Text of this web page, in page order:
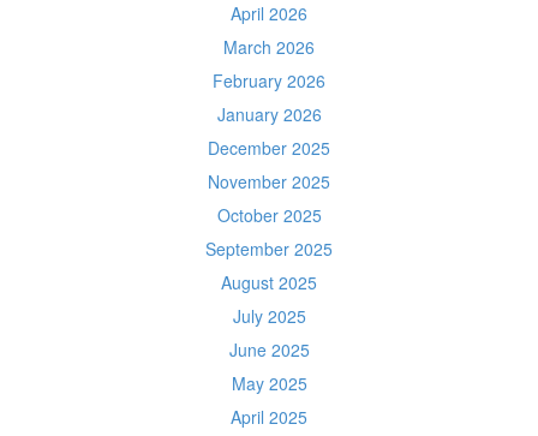
April 2026
March 2026
February 2026
January 2026
December 2025
November 2025
October 2025
September 2025
August 2025
July 2025
June 2025
May 2025
April 2025